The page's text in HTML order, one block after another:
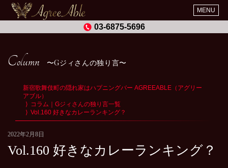
MENU
03-6875-5696
Column Gジィさんの独り言
新宿歌舞伎町の隠れ家はハプニングバー AGREEABLE（アグリー
アブル）
コラム｜Gジィさんの独り言一覧
Vol.160 好きなカレーランキング？
2022年2月8日
Vol.160 好きなカレーランキング？